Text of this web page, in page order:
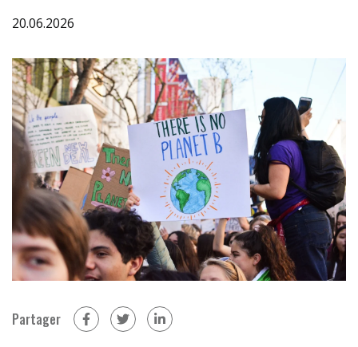
20.06.2026
Partager sur Facebook (nouvelle fenêtre)
sur Twitter (nouvelle fenêtre)
sur Linkedin (nouvelle fenêtre)